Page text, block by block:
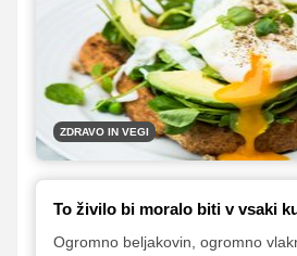
shujšati?
ZDRAVO IN VEGI
To živilo bi moralo biti v vsaki
Ogromno beljakovin, ogromno